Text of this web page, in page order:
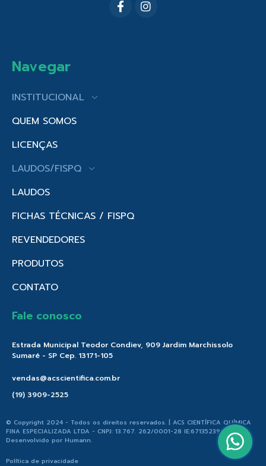
Navegar
INSTITUCIONAL
QUEM SOMOS
LICENÇAS
LAUDOS/FISPQ
LAUDOS
FICHAS TÉCNICAS / FISPQ
REVENDEDORES
PRODUTOS
CONTATO
Fale conosco
Estrada Municipal Teodor Condiev, 909 Jardim Marchissolo
Sumaré - SP Cep. 13171-105
vendas@acscientifica.com.br
(19) 3909-2525
© Copyright 2024 - Todos os direitos reservados. | ACS CIENTÍFICA QUÍMICA
FINA ESPECIALIZADA LTDA - CNPJ: 13.767. 262/0001-28 IE:671352396.176 |
Desenvolvido por Humann.
Política de privacidade